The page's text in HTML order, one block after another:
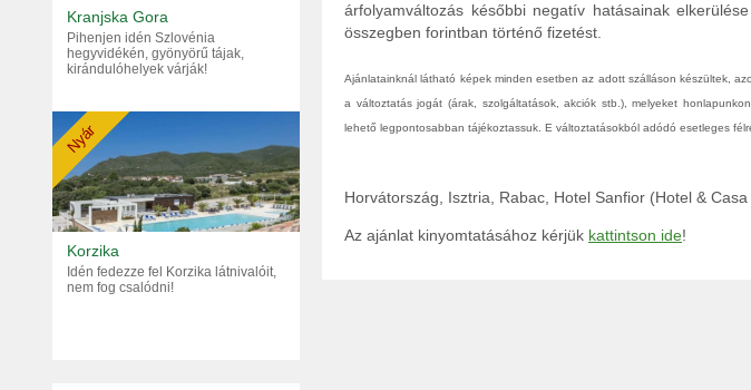
Kranjska Gora
Pihenjen idén Szlovénia
hegyvidékén, gyönyörű tájak,
kirándulóhelyek várják!
Nyár
Korzika
Idén fedezze fel Korzika látnivalóit,
nem fog csalódni!
árfolyamváltozás későbbi negatív hatásainak
összegben forintban történő fizetést.
Ajánlatainknál látható képek minden esetben az adott szálláson készültek,
a változtatás jogát (árak, szolgáltatások, akciók stb.), melyeket
lehető legpontosabban tájékoztassuk. E változtatásokból adódó esetleges
Horvátország, Isztria, Rabac, Hotel Sanfior (Hotel &
Az ajánlat kinyomtatásához kérjük kattintson ide!